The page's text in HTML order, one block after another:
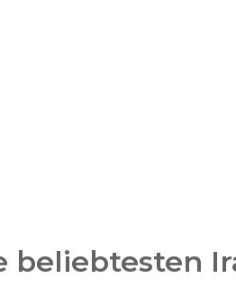
beliebtesten